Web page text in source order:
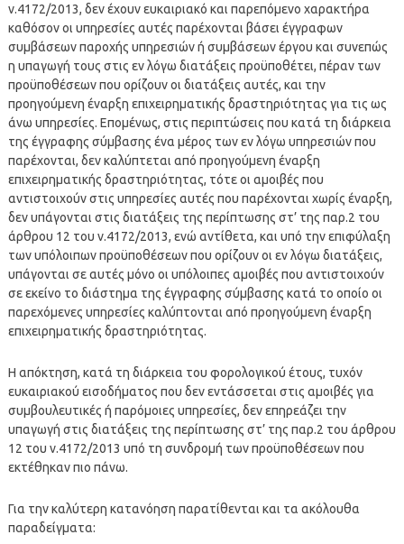
ν.4172/2013, δεν έχουν ευκαιριακό και παρεπόμενο χαρακτήρα
καθόσον οι υπηρεσίες αυτές παρέχονται βάσει έγγραφων
συμβάσεων παροχής υπηρεσιών ή συμβάσεων έργου και συνεπώς
η υπαγωγή τους στις εν λόγω διατάξεις προϋποθέτει, πέραν των
προϋποθέσεων που ορίζουν οι διατάξεις αυτές, και την
προηγούμενη έναρξη επιχειρηματικής δραστηριότητας για τις ως
άνω υπηρεσίες. Επομένως, στις περιπτώσεις που κατά τη διάρκεια
της έγγραφης σύμβασης ένα μέρος των εν λόγω υπηρεσιών που
παρέχονται, δεν καλύπτεται από προηγούμενη έναρξη
επιχειρηματικής δραστηριότητας, τότε οι αμοιβές που
αντιστοιχούν στις υπηρεσίες αυτές που παρέχονται χωρίς έναρξη,
δεν υπάγονται στις διατάξεις της περίπτωσης στ’ της παρ.2 του
άρθρου 12 του ν.4172/2013, ενώ αντίθετα, και υπό την επιφύλαξη
των υπόλοιπων προϋποθέσεων που ορίζουν οι εν λόγω διατάξεις,
υπάγονται σε αυτές μόνο οι υπόλοιπες αμοιβές που αντιστοιχούν
σε εκείνο το διάστημα της έγγραφης σύμβασης κατά το οποίο οι
παρεχόμενες υπηρεσίες καλύπτονται από προηγούμενη έναρξη
επιχειρηματικής δραστηριότητας.
Η απόκτηση, κατά τη διάρκεια του φορολογικού έτους, τυχόν
ευκαιριακού εισοδήματος που δεν εντάσσεται στις αμοιβές για
συμβουλευτικές ή παρόμοιες υπηρεσίες, δεν επηρεάζει την
υπαγωγή στις διατάξεις της περίπτωσης στ’ της παρ.2 του άρθρου
12 του ν.4172/2013 υπό τη συνδρομή των προϋποθέσεων που
εκτέθηκαν πιο πάνω.
Για την καλύτερη κατανόηση παρατίθενται και τα ακόλουθα
παραδείγματα: